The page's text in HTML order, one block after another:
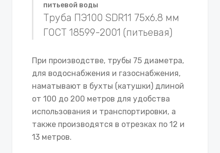
питьевой воды
Труба ПЭ100 SDR11 75х6.8 мм
ГОСТ 18599-2001 (питьевая)
При производстве, трубы 75 диаметра,
для водоснабжения и газоснабжения,
наматывают в бухты (катушки) длиной
от 100 до 200 метров для удобства
использования и транспортировки, а
также производятся в отрезках по 12 и
13 метров.